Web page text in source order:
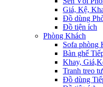
Giá, Kệ,
Đồ dùng
Đồ tiện ích
Phòng Khách
Sofa phòng
Bàn ghế
Khay,
Tranh treo
Đồ dùng